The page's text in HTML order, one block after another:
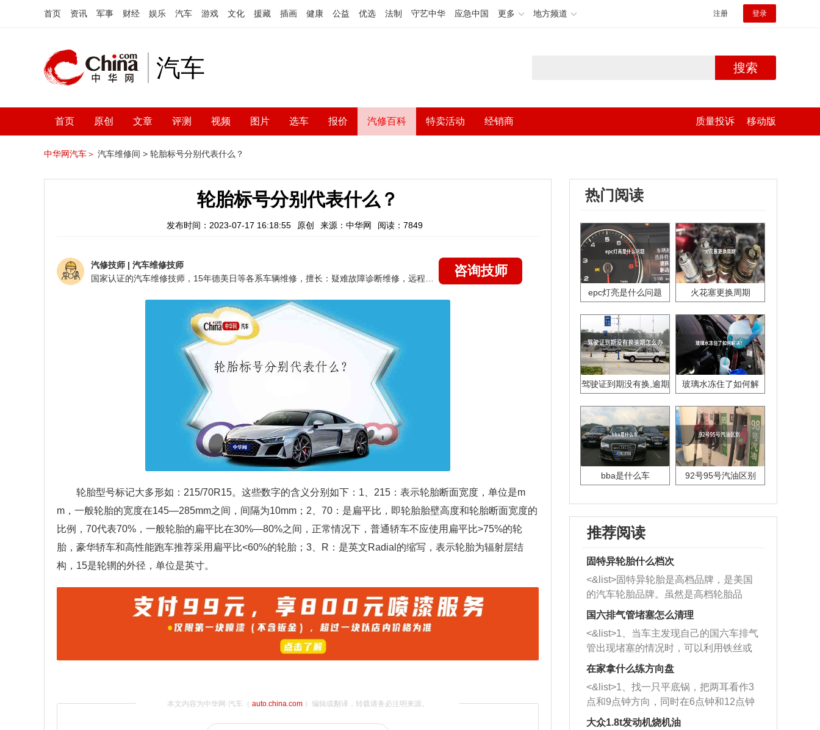
首页 资讯 军事 财经 娱乐 汽车 游戏 文化 援藏 插画 健康 公益 优选 法制 守艺中华 应急中国 更多 地方频道 注册 登录
汽车 搜索
首页 原创 文章 评测 视频 图片 选车 报价 汽修百科 特卖活动 经销商 质量投诉 移动版
中华网汽车＞ 汽车维修间 > 轮胎标号分别代表什么？
轮胎标号分别代表什么？
发布时间：2023-07-17 16:18:55 原创 来源：中华网 阅读：7849
汽修技师 | 汽车维修技师
咨询技师
轮胎型号标记大多形如：215/70R15。这些数字的含义分别如下：1、215：表示轮胎断面宽度，单位是m
m，一般轮胎的宽度在145—285mm之间，间隔为10mm；2、70：是扁平比，即轮胎胎壁高度和轮胎断面宽度的
比例，70代表70%，一般轮胎的扁平比在30%—80%之间，正常情况下，普通轿车不应使用扁平比>75%的轮
胎，豪华轿车和高性能跑车推荐采用扁平比<60%的轮胎；3、R：是英文Radial的缩写，表示轮胎为辐射层结
构，15是轮辋的外径，单位是英寸。
本文内容为中华网·汽车（ auto.china.com）编辑或翻译，转载请务必注明来源。
热门阅读
epc灯亮是什么问题 火花塞更换周期
驾驶证到期没有换,逾期
玻璃水冻住了如何解
bba是什么车 92号95号汽油区别
推荐阅读
固特异轮胎什么档次
<&list>固特异轮胎是高档品牌，是美国
的汽车轮胎品牌。虽然是高档轮胎品
牌，但是中高低端的轮胎都有生产，这
也是为了更好的开拓市场。
国六排气管堵塞怎么清理
<&list>1、当车主发现自己的国六车排气
管出现堵塞的情况时，可以利用铁丝或
者是细棍，直接将杂物给取出来，如果
堵塞情况比较严重，也可以采取应急措
施。 <&list>2、直接利用木棍将所有的
杂物推到排气管里面的位置处，然后将
三元催化器拆解开，就可以将堵塞的东
在家拿什么练方向盘
<&list>1、找一只平底锅，把两耳看作3
点和9点钟方向，同时在6点钟和12点钟
方向做一个标记。 <&list>2、双手握住
大众1.8t发动机烧机油